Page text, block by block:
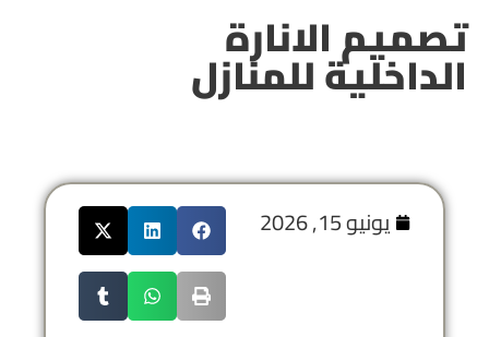
تصميم الانارة
الداخلية للمنازل​
يونيو 15, 2026